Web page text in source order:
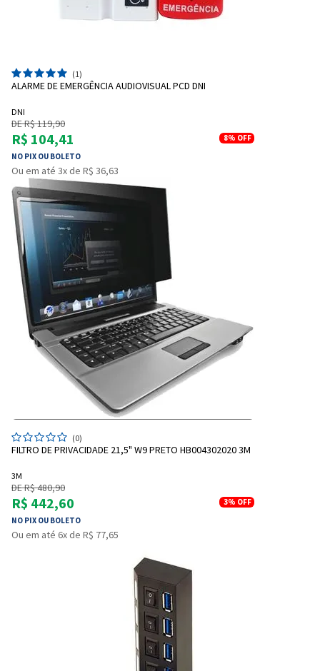
Entrega Flash
Cartão de crédito
Pagamento via Pix
Retire na Loja
(1)
ALARME DE EMERGÊNCIA AUDIOVISUAL PCD DNI
DNI
DE R$ 119,90
R$ 104,41
NO PIX OU BOLETO
8% OFF
Ou em até 3x de R$ 36,63
(0)
FILTRO DE PRIVACIDADE 21,5" W9 PRETO HB004302020 3M
3M
DE R$ 480,90
R$ 442,60
NO PIX OU BOLETO
3% OFF
Ou em até 6x de R$ 77,65